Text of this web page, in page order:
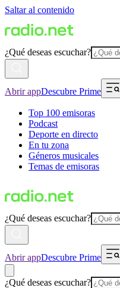
Saltar al contenido
¿Qué deseas escuchar?
Abrir appDescubre Prime
Top 100 emisoras
Podcast
Deporte en directo
En tu zona
Géneros musicales
Temas de emisoras
¿Qué deseas escuchar?
Abrir appDescubre Prime
¿Qué deseas escuchar?